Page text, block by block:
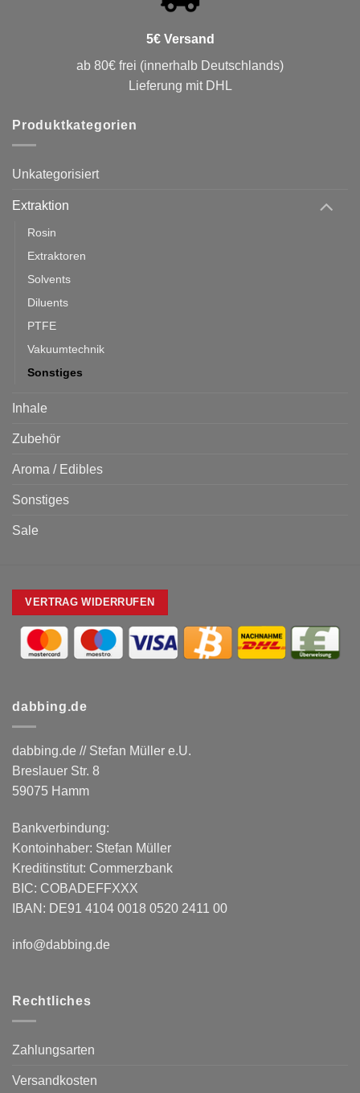
5€ Versand
ab 80€ frei (innerhalb Deutschlands)
Lieferung mit DHL
Produktkategorien
Unkategorisiert
Extraktion
Rosin
Extraktoren
Solvents
Diluents
PTFE
Vakuumtechnik
Sonstiges
Inhale
Zubehör
Aroma / Edibles
Sonstiges
Sale
VERTRAG WIDERRUFEN
dabbing.de
dabbing.de // Stefan Müller e.U.
Breslauer Str. 8
59075 Hamm
Bankverbindung:
Kontoinhaber: Stefan Müller
Kreditinstitut: Commerzbank
BIC: COBADEFFXXX
IBAN: DE91 4104 0018 0520 2411 00
info@dabbing.de
Rechtliches
Zahlungsarten
Versandkosten